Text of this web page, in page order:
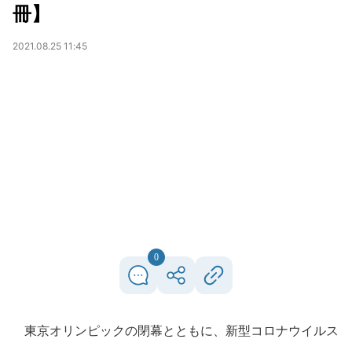
冊】
2021.08.25 11:45
0
東京オリンピックの閉幕とともに、新型コロナウイルス